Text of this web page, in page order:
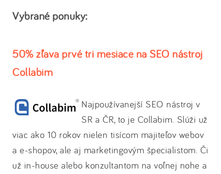
Vybrané ponuky:
50% zľava prvé tri mesiace na SEO nástroj
Collabim
Najpoužívanejší SEO nástroj v
SR a ČR, to je Collabim. Slúži už
viac ako 10 rokov nielen tisícom majiteľov webov
a e-shopov, ale aj marketingovým špecialistom. Či
už in-house alebo konzultantom na voľnej nohe a